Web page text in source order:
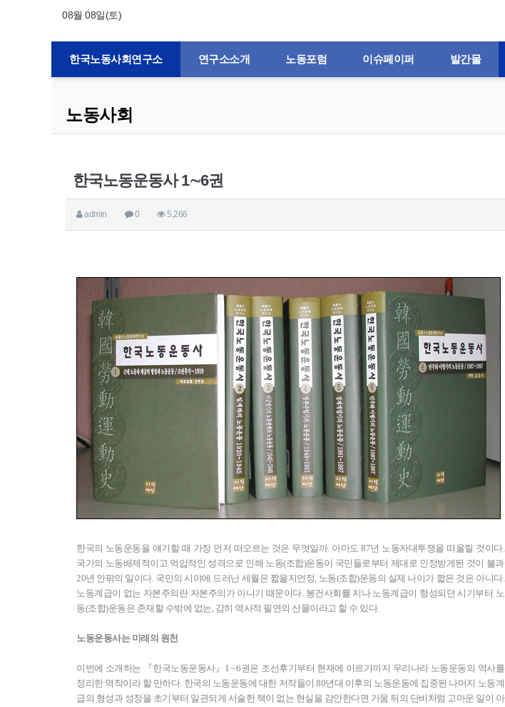
08월 08일(토)
한국노동사회연구소 연구소소개 노동포럼 이슈페이퍼 발간물
노동사회
한국노동운동사 1∼6권
admin 0 5,266
한국의 노동운동을 얘기할 때 가장 먼저 떠오르는 것은 무엇일까. 아마도 87년 노동자대투쟁을 떠올릴 것이다.
국가의 노동배제적이고 억압적인 성격으로 인해 노동(조합)운동이 국민들로부터 제대로 인정받게된 것이 불과
20년 안팎의 일이다. 국민의 시야에 드러난 세월은 짧을지언정, 노동(조합)운동의 실제 나이가 짧은 것은 아니다.
노동계급이 없는 자본주의란 자본주의가 아니기 때문이다. 봉건사회를 지나 노동계급이 형성되던 시기부터 노
동(조합)운동은 존재할 수밖에 없는, 감히 역사적 필연의 산물이라고 할 수 있다.
노동운동사는 미래의 원천
이번에 소개하는 『한국노동운동사』1∼6권은 조선후기부터 현재에 이르기까지 우리나라 노동운동의 역사를
정리한 역작이라 할 만하다. 한국의 노동운동에 대한 저작들이 80년대 이후의 노동운동에 집중된 나머지 노동계
급의 형성과 성장을 초기부터 일관되게 서술한 책이 없는 현실을 감안한다면 가뭄 뒤의 단비처럼 고마운 일이 아